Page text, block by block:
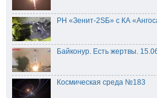
РН «Зенит-2SБ» с КА
Байконур. Есть жертвы.
Космическая среда №183